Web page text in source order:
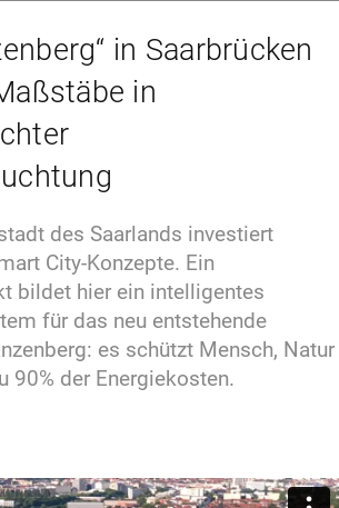
in Saarbrücken
in
des Saarlands investiert
City-Konzepte. Ein
bildet hier ein intelligentes
für das neu entstehende
es schützt Mensch, Natur
90% der Energiekosten.